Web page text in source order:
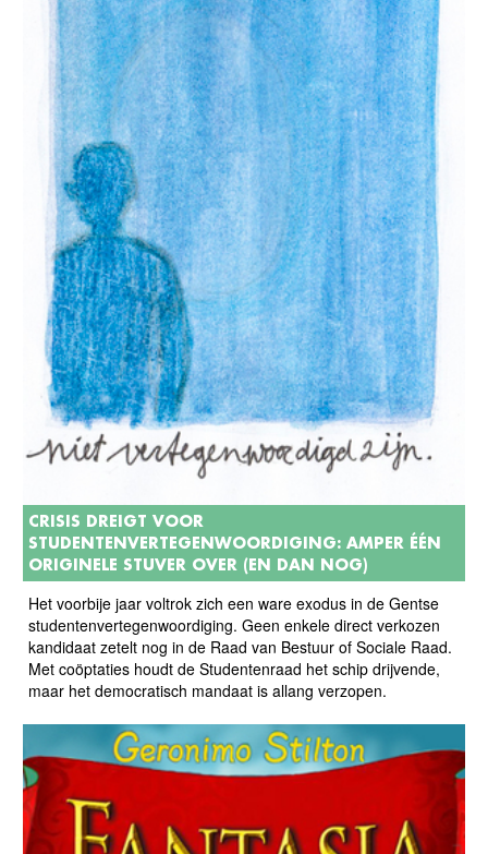
CRISIS DREIGT VOOR
STUDENTENVERTEGENWOORDIGING: AMPER ÉÉN
ORIGINELE STUVER OVER (EN DAN NOG)
Het voorbije jaar voltrok zich een ware exodus in de Gentse
studentenvertegenwoordiging. Geen enkele direct verkozen
kandidaat zetelt nog in de Raad van Bestuur of Sociale Raad.
Met coöptaties houdt de Studentenraad het schip drijvende,
maar het democratisch mandaat is allang verzopen.